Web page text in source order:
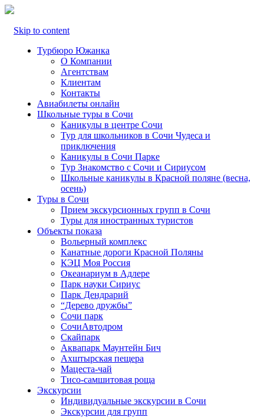
Skip to content
Турбюро Южанка
О Компании
Агентствам
Клиентам
Контакты
Авиабилеты онлайн
Школьные туры в Сочи
Каникулы в центре Сочи
Тур для школьников в Сочи Чудеса и
приключения
Каникулы в Сочи Парке
Тур Знакомство с Сочи и Сириусом
Школьные каникулы в Красной поляне (весна,
осень)
Туры в Сочи
Прием экскурсионных групп в Сочи
Туры для иностранных туристов
Объекты показа
Вольерный комплекс
Канатные дороги Красной Поляны
КЭЦ Моя Россия
Океанариум в Адлере
Парк науки Сириус
Парк Дендрарий
“Дерево дружбы”
Сочи парк
СочиАвтодром
Скайпарк
Аквапарк Маунтейн Бич
Ахштырская пещера
Мацеста-чай
Тисо-самшитовая роща
Экскурсии
Индивидуальные экскурсии в Сочи
Экскурсии для групп